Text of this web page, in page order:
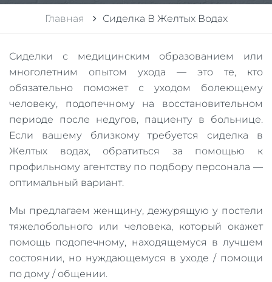
Главная Сиделка В Желтых Водах
Сиделки с медицинским образованием или
многолетним опытом ухода — это те, кто
обязательно поможет с уходом болеющему
человеку, подопечному на восстановительном
периоде после недугов, пациенту в больнице.
Если вашему близкому требуется сиделка в
Желтых водах, обратиться за помощью к
профильному агентству по подбору персонала —
оптимальный вариант.
Мы предлагаем женщину, дежурящую у постели
тяжелобольного или человека, который окажет
помощь подопечному, находящемуся в лучшем
состоянии, но нуждающемуся в уходе / помощи
по дому / общении.